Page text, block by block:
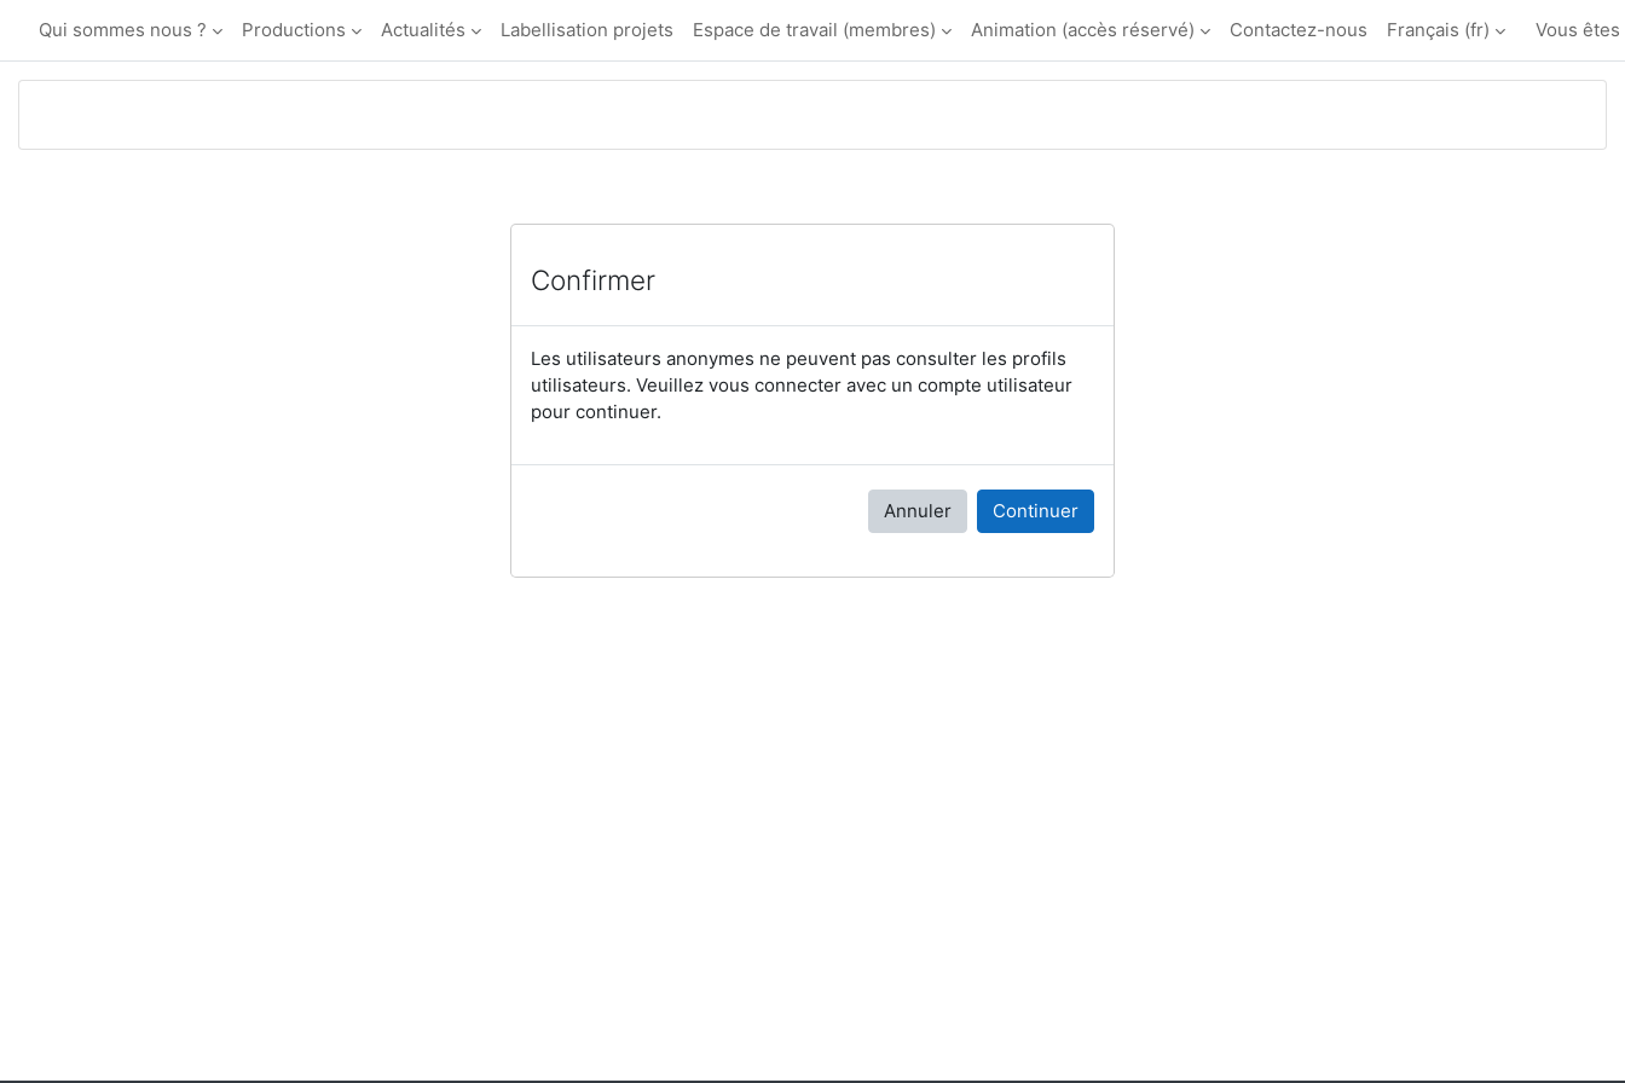
Qui sommes nous ? Productions Actualités Labellisation projets Espace de travail (membres) Animation (accès réservé) Contactez-nous Français ‎(fr)‎ Vous
Confirmer
Les utilisateurs anonymes ne peuvent pas consulter les profils
utilisateurs. Veuillez vous connecter avec un compte utilisateur
pour continuer.
Annuler Continuer